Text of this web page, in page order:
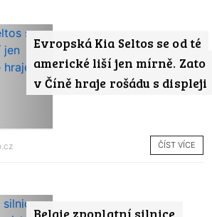
Evropská Kia Seltos se od té
americké liší jen mírně. Zato
v Číně hraje rošádu s displeji
ČÍST VÍCE